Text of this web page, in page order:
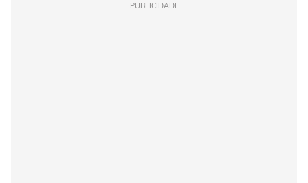
PUBLICIDADE